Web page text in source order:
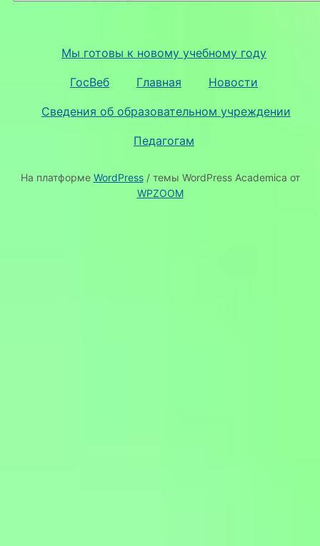
Мы готовы к новому учебному году
ГосВеб Главная Новости
Сведения об образовательном учреждении
Педагогам
На платформе WordPress/ темы WordPress Academica от
WPZOOM